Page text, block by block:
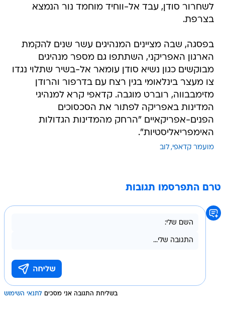
לשחרור סודן, עבד אל-ווחיד מוחמד נור הנמצא
בצרפת.
בפסגה, שבה מציינים המנהיגים עשר שנים להקמת
הארגון האפריקני, השתתפו גם מספר מנהיגים
מבוקשים כגון נשיא סודן עומאר אל-בשיר שתלוי נגדו
צו מעצר בינלאומי בגין רצח עם בדרפור והרודן
מזימבבווה, רוברט מוגבה. קדאפי קרא למנהיגי
המדינות באפריקה לפתור את הסכסוכים
הפנים-אפריקאיים "הרחק מהמדינות הגדולות
האימפריאליסטיות".
מועמר קדאפי לוב
טרם התפרסמו תגובות
בשליחת התגובה אני מסכים לתנאי השימוש